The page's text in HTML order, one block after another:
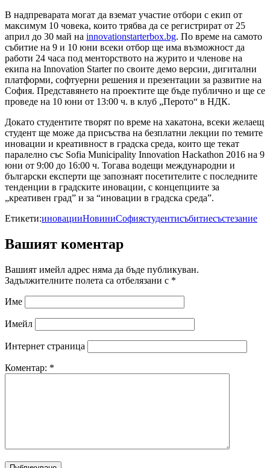
В надпреварата могат да вземат участие отбори с екип от
максимум 10 човека, които трябва да се регистрират от 25
април до 30 май на innovationstarterbox.bg. По време на самото
събитие на 9 и 10 юни всеки отбор ще има възможност да
работи 24 часа под менторството на журито и членове на
екипа на Innovation Starter по своите демо версии, дигитални
платформи, софтуерни решения и презентации за развитие на
София. Представянето на проектите ще бъде публично и ще се
проведе на 10 юни от 13:00 ч. в клуб „Перото“ в НДК.
Докато студентите творят по време на хакатона, всеки желаещ
студент ще може да присъства на безплатни лекции по темите
иновации и креативност в градска среда, които ще текат
паралелно със Sofia Municipality Innovation Hackathon 2016 на 9
юни от 9:00 до 16:00 ч. Тогава водещи международни и
български експерти ще запознаят посетителите с последните
тенденции в градските иновации, с концепциите за
„креативен град” и за “иновации в градска среда”.
Етикети:иновацииНовиниСофиястудентисъбитиесъстезание
Вашият коментар
Вашият имейл адрес няма да бъде публикуван.
Задължителните полета са отбелязани с *
Име
Имейл
Интернет страница
Коментар: *